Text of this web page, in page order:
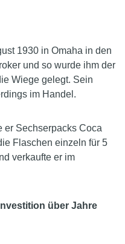
1930 in Omaha in den
und so wurde ihm der
Wiege gelegt. Sein
im Handel.
er Sechserpacks Coca
Flaschen einzeln für 5
verkaufte er im
über Jahre